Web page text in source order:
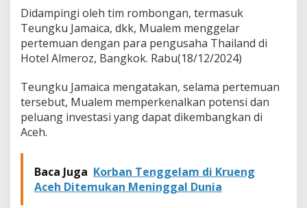
n
g
I
n
v
a
s
P
e
n
Didampingi oleh tim rombongan, termasuk
Teungku Jamaica, dkk, Mualem menggelar
pertemuan dengan para pengusaha Thailand di
Hotel Almeroz, Bangkok. Rabu(18/12/2024)
Teungku Jamaica mengatakan, selama pertemuan
tersebut, Mualem memperkenalkan potensi dan
peluang investasi yang dapat dikembangkan di
Aceh.
Baca Juga Korban Tenggelam di Krueng
Aceh Ditemukan Meninggal Dunia